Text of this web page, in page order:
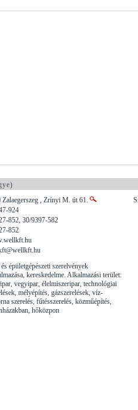
Zalaegerszeg , Zrínyi M. út 61.
924
852, 30/9397-582
852
épületgépészeti szerelvények
kereskedelme. Alkalmazási terület:
vegyipar, élelmiszeripar, technológiai
mélyépítés, gázszerelések, víz-
szerelés, fűtésszerelés, közműépítés,
hőközpon